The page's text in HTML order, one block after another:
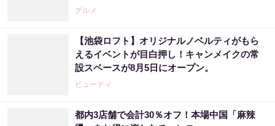
グルメ
【池袋ロフト】オリジナルノベルティがもら
えるイベントが目白押し！キャンメイクの常
設スペースが8月5日にオープン。
ビューティ
都内3店舗で会計30％オフ！本場中国「麻辣